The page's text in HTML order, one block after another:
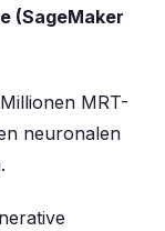
(SageMaker
MRT-
neuronalen